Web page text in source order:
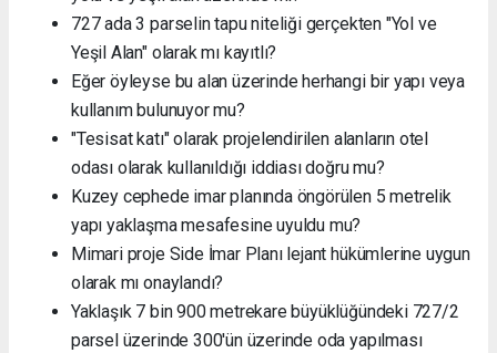
727 ada 3 parselin tapu niteliği gerçekten "Yol ve
Yeşil Alan" olarak mı kayıtlı?
Eğer öyleyse bu alan üzerinde herhangi bir yapı veya
kullanım bulunuyor mu?
"Tesisat katı" olarak projelendirilen alanların otel
odası olarak kullanıldığı iddiası doğru mu?
Kuzey cephede imar planında öngörülen 5 metrelik
yapı yaklaşma mesafesine uyuldu mu?
Mimari proje Side İmar Planı lejant hükümlerine uygun
olarak mı onaylandı?
Yaklaşık 7 bin 900 metrekare büyüklüğündeki 727/2
parsel üzerinde 300'ün üzerinde oda yapılması